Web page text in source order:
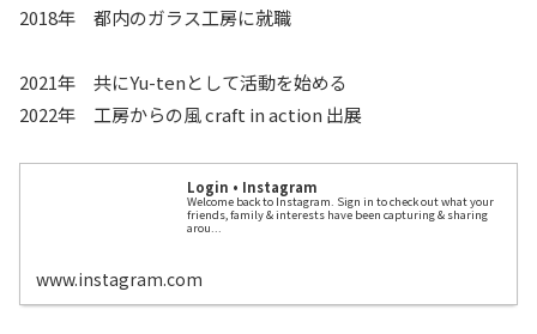
2018年 都内のガラス工房に就職
2021年 共にYu-tenとして活動を始める
2022年 工房からの風 craft in action 出展
Login • Instagram
Welcome back to Instagram. Sign in to check out what your
friends, family & interests have been capturing & sharing
arou...
www.instagram.com